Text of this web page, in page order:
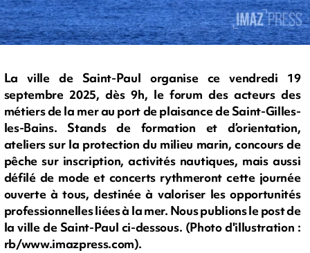
La ville de Saint-Paul organise ce vendredi 19
septembre 2025, dès 9h, le forum des acteurs des
métiers de la mer au port de plaisance de Saint-Gilles-
les-Bains. Stands de formation et d’orientation,
ateliers sur la protection du milieu marin, concours de
pêche sur inscription, activités nautiques, mais aussi
défilé de mode et concerts rythmeront cette journée
ouverte à tous, destinée à valoriser les opportunités
professionnelles liées à la mer. Nous publions le post de
la ville de Saint-Paul ci-dessous. (Photo d'illustration :
rb/www.imazpress.com).